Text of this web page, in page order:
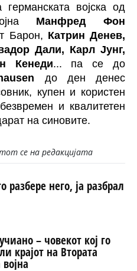
германската војска од
Манфред Фон
Барон, Катрин Денев,
Дали, Карл Јунг,
Кенеди... па се до
до ден денес
купен и користен
и квалитетен
на синовите.
се на редакцијата
разбере него, ја разбрал
– човекот кој го
крајот на Втората